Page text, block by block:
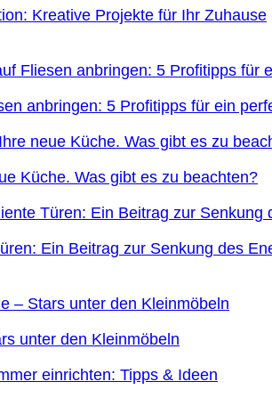
Kreative Projekte für Ihr Zuhause
anbringen: 5 Profitipps für ein
Küche. Was gibt es zu beachten?
Ein Beitrag zur Senkung des
unter den Kleinmöbeln